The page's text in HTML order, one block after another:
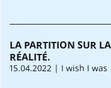
LA PARTITION SUR
RÉALITÉ.
15.04.2022 | I wish I was